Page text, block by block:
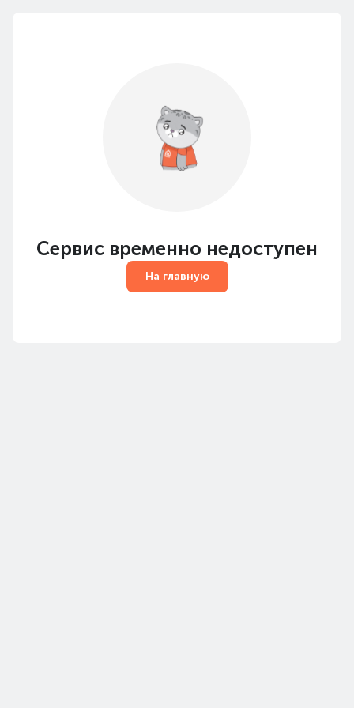
Сервис временно недоступен
На главную